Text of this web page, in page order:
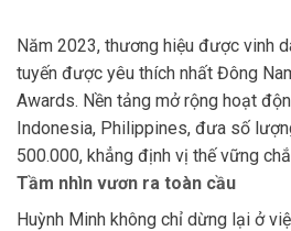
Năm 2023, thương hiệu được vinh
tuyến được yêu thích nhất Đông
Awards. Nền tảng mở rộng hoạt
Indonesia, Philippines, đưa số
500.000, khẳng định vị thế vững
Tầm nhìn vươn ra toàn cầu
Huỳnh Minh không chỉ dừng lại ở